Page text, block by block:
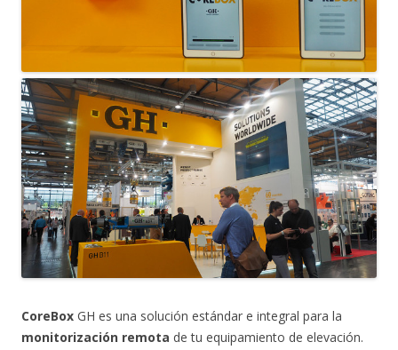
CoreBox GH es una solución estándar e integral para la
monitorización remota de tu equipamiento de elevación.